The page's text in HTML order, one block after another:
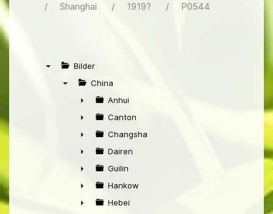
Shanghai
1919? P0544
Bilder
China
►
Anhui
►
Canton
►
Changsha
►
Dairen
►
Guilin
►
Hankow
Hebei